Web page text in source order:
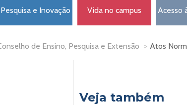
Pesquisa e Inovação Vida no campus Acesso
de Ensino, Pesquisa e Extensão > Atos
Veja também